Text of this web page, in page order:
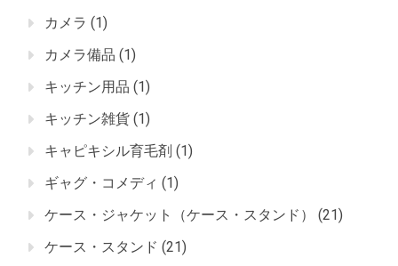
カメラ (1)
カメラ備品 (1)
キッチン用品 (1)
キッチン雑貨 (1)
キャピキシル育毛剤 (1)
ギャグ・コメディ (1)
ケース・ジャケット（ケース・スタンド）
(21)
ケース・スタンド (21)